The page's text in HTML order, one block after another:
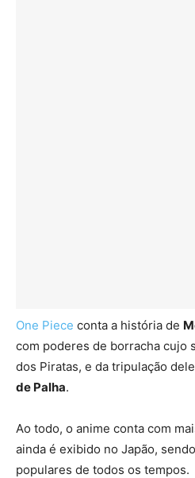
One Piece conta a história de
com poderes de borracha cujo
dos Piratas, e da tripulação
de Palha.
Ao todo, o anime conta com
ainda é exibido no Japão,
populares de todos os tempos.